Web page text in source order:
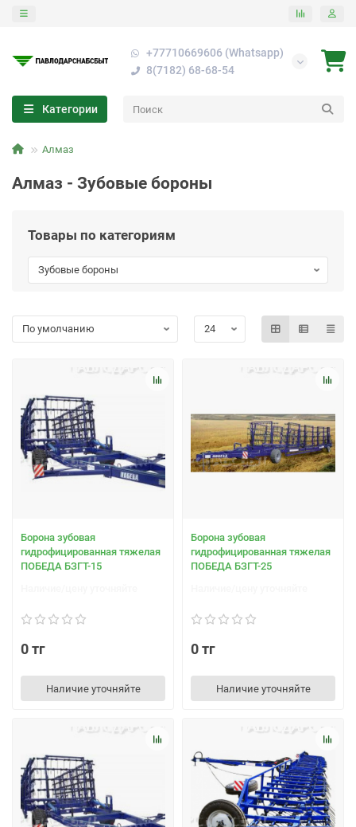
+77710669606 (Whatsapp)
8(7182) 68-68-54
Категории
Алмаз
Алмаз - Зубовые бороны
Товары по категориям
Борона зубовая
гидрофицированная тяжелая
ПОБЕДА БЗГТ-15
0 тг
Наличие уточняйте
Борона зубовая
гидрофицированная тяжелая
ПОБЕДА БЗГТ-25
0 тг
Наличие уточняйте